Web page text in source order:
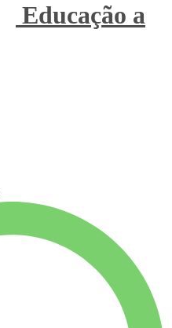
Educação a